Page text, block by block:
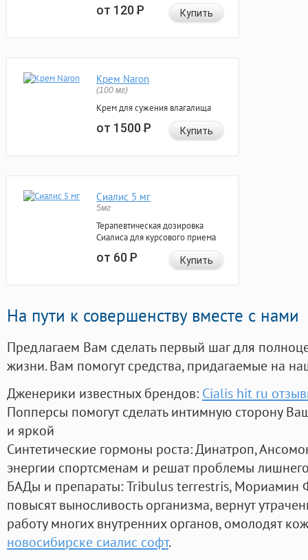
от 120Р Купить
Крем Naron
(100 мг)
Крем для сужения влагалища
от 1500Р Купить
Сиалис 5 мг
5мг
Терапевтическая дозировка
Сиалиса для курсового приема
от 60Р Купить
На пути к совершенству вместе с нами
Предлагаем Вам сделать первый шаг для
жизни. Вам помогут средства, придагаемые на
Дженерики известных брендов: Cialis hit ru
Попперсы помогут сделать интимную сторону
и яркой
Синтетические гормоны роста: Динатроп,
энергии спортсменам и решат проблемы
БАДы и препараты:Tribulus terrestris, Мориамин
повысят выносливость организма, вернут
работу многих внутренних органов, омолодят
новосибирске сиалис софт.